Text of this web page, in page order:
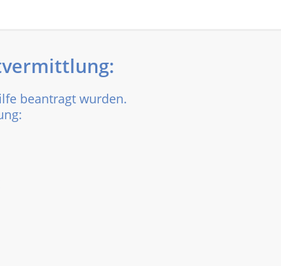
beantragt wurden.